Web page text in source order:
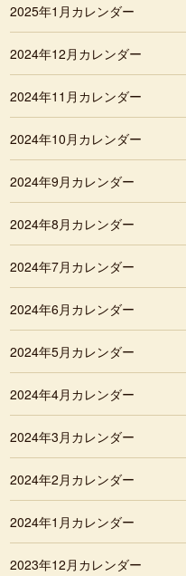
2025年1月カレンダー
2024年12月カレンダー
2024年11月カレンダー
2024年10月カレンダー
2024年9月カレンダー
2024年8月カレンダー
2024年7月カレンダー
2024年6月カレンダー
2024年5月カレンダー
2024年4月カレンダー
2024年3月カレンダー
2024年2月カレンダー
2024年1月カレンダー
2023年12月カレンダー